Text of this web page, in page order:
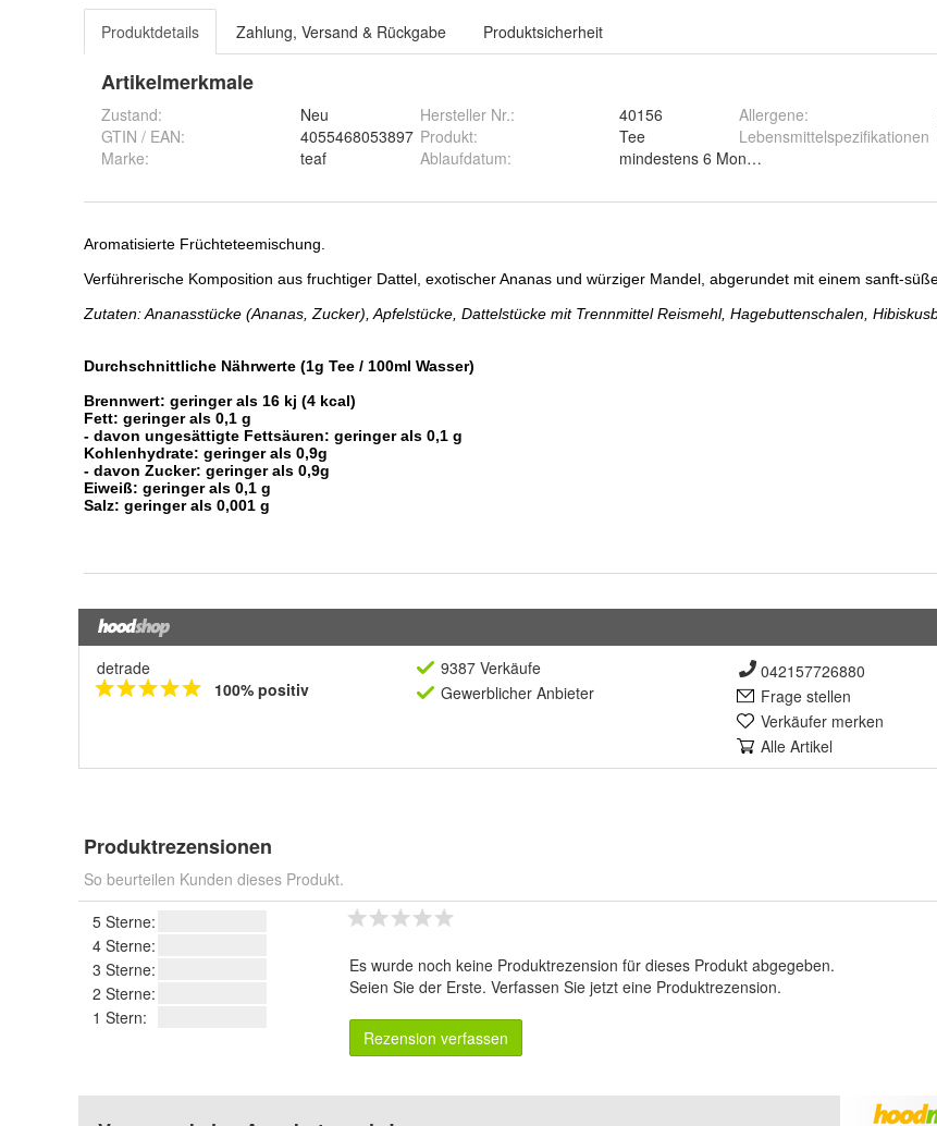
Produktdetails Zahlung, Versand & Rückgabe Produktsicherheit
Artikelmerkmale
Zustand:
Neu
GTIN / EAN:
4055468053897
Marke:
teaf
Hersteller Nr.:
40156
Produkt:
Tee
Ablaufdatum: mindestens 6 Monate ab Auslieferung
Allergene:
Lebensmittelspezifikationen
:
detrade
100% positiv
9387 Verkäufe
Gewerblicher Anbieter
042157726880
Frage stellen
Verkäufer merken
Alle Artikel
Produktrezensionen
So beurteilen Kunden dieses Produkt.
5 Sterne:
4 Sterne:
3 Sterne:
2 Sterne:
1 Stern:
Es wurde noch keine Produktrezension für dieses Produkt abgegeben.
Seien Sie der Erste. Verfassen Sie jetzt eine Produktrezension.
Rezension verfassen